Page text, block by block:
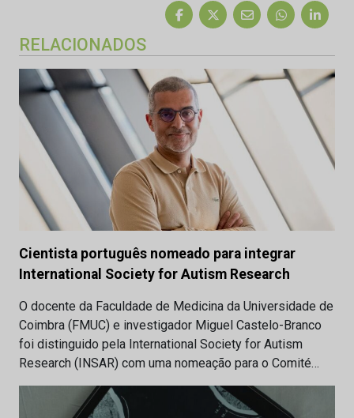
RELACIONADOS
Cientista português nomeado para integrar
International Society for Autism Research
O docente da Faculdade de Medicina da Universidade de
Coimbra (FMUC) e investigador Miguel Castelo-Branco
foi distinguido pela International Society for Autism
Research (INSAR) com uma nomeação para o Comité…